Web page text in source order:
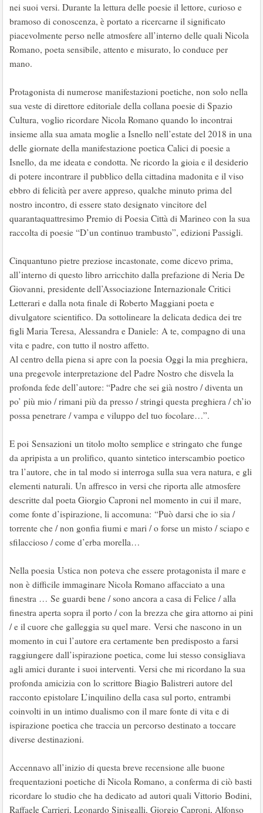
nei suoi versi. Durante la lettura delle poesie il lettore, curioso e
bramoso di conoscenza, è portato a ricercarne il significato
piacevolmente perso nelle atmosfere all’interno delle quali Nicola
Romano, poeta sensibile, attento e misurato, lo conduce per
mano.
Protagonista di numerose manifestazioni poetiche, non solo nella
sua veste di direttore editoriale della collana poesie di Spazio
Cultura, voglio ricordare Nicola Romano quando lo incontrai
insieme alla sua amata moglie a Isnello nell’estate del 2018 in una
delle giornate della manifestazione poetica Calici di poesie a
Isnello, da me ideata e condotta. Ne ricordo la gioia e il desiderio
di potere incontrare il pubblico della cittadina madonita e il viso
ebbro di felicità per avere appreso, qualche minuto prima del
nostro incontro, di essere stato designato vincitore del
quarantaquattresimo Premio di Poesia Città di Marineo con la sua
raccolta di poesie “D’un continuo trambusto”, edizioni Passigli.
Cinquantuno pietre preziose incastonate, come dicevo prima,
all’interno di questo libro arricchito dalla prefazione di Neria De
Giovanni, presidente dell’Associazione Internazionale Critici
Letterari e dalla nota finale di Roberto Maggiani poeta e
divulgatore scientifico. Da sottolineare la delicata dedica dei tre
figli Maria Teresa, Alessandra e Daniele: A te, compagno di una
vita e padre, con tutto il nostro affetto.
Al centro della piena si apre con la poesia Oggi la mia preghiera,
una pregevole interpretazione del Padre Nostro che disvela la
profonda fede dell’autore: “Padre che sei già nostro / diventa un
po’ più mio / rimani più da presso / stringi questa preghiera / ch’io
possa penetrare / vampa e viluppo del tuo focolare…”.
E poi Sensazioni un titolo molto semplice e stringato che funge
da apripista a un prolifico, quanto sintetico interscambio poetico
tra l’autore, che in tal modo si interroga sulla sua vera natura, e gli
elementi naturali. Un affresco in versi che riporta alle atmosfere
descritte dal poeta Giorgio Caproni nel momento in cui il mare,
come fonte d’ispirazione, li accomuna: “Può darsi che io sia /
torrente che / non gonfia fiumi e mari / o forse un misto / sciapo e
sfilaccioso / come d’erba morella…
Nella poesia Ustica non poteva che essere protagonista il mare e
non è difficile immaginare Nicola Romano affacciato a una
finestra … Se guardi bene / sono ancora a casa di Felice / alla
finestra aperta sopra il porto / con la brezza che gira attorno ai pini
/ e il cuore che galleggia su quel mare. Versi che nascono in un
momento in cui l’autore era certamente ben predisposto a farsi
raggiungere dall’ispirazione poetica, come lui stesso consigliava
agli amici durante i suoi interventi. Versi che mi ricordano la sua
profonda amicizia con lo scrittore Biagio Balistreri autore del
racconto epistolare L’inquilino della casa sul porto, entrambi
coinvolti in un intimo dualismo con il mare fonte di vita e di
ispirazione poetica che traccia un percorso destinato a toccare
diverse destinazioni.
Accennavo all’inizio di questa breve recensione alle buone
frequentazioni poetiche di Nicola Romano, a conferma di ciò basti
ricordare lo studio che ha dedicato ad autori quali Vittorio Bodini,
Raffaele Carrieri, Leonardo Sinisgalli, Giorgio Caproni, Alfonso